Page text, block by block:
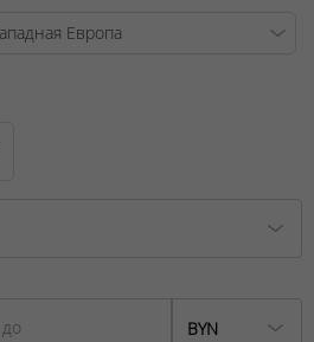
услуг № 449/6, от
BYN